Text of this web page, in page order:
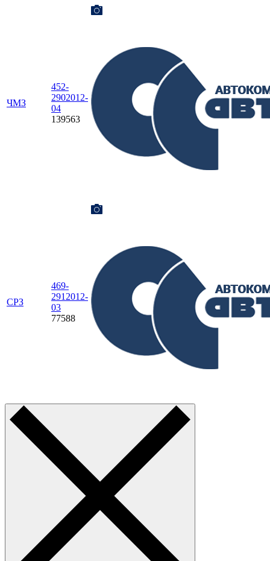
ЧМЗ
452-
2902012-
04
139563
СРЗ
469-
2912012-
03
77588